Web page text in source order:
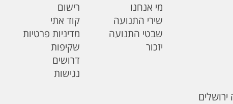
מי אנחנו
שירי התנועה
שבטי התנועה
יזכור
רישום
קוד אתי
מדיניות פרטיות
שקיפות
דרושים
נגישות